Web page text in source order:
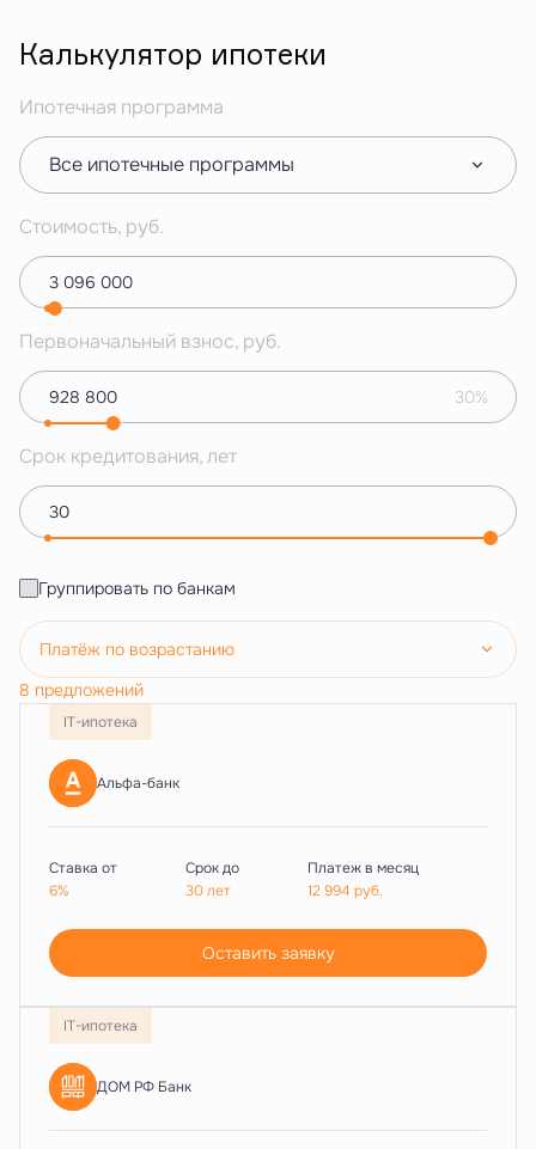
Калькулятор ипотеки
Ипотечная программа
Все ипотечные программы
Стоимость, руб.
Первоначальный взнос, руб.
30%
Срок кредитования, лет
Группировать по банкам
Платёж по возрастанию
8 предложений
IT-ипотека
Альфа-банк
Ставка от
6%
Срок до
30 лет
Платеж в месяц
12 994 руб.
Оставить заявку
IT-ипотека
ДОМ РФ Банк